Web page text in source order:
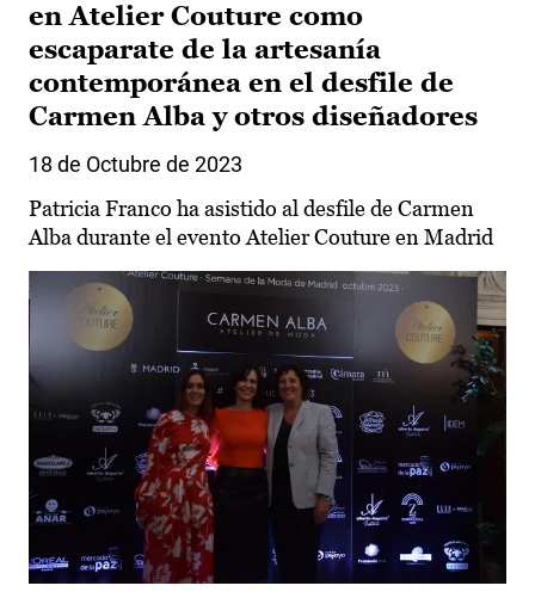
en Atelier Couture como
escaparate de la artesanía
contemporánea en el desfile de
Carmen Alba y otros diseñadores
18 de Octubre de 2023
Patricia Franco ha asistido al desfile de Carmen
Alba durante el evento Atelier Couture en Madrid